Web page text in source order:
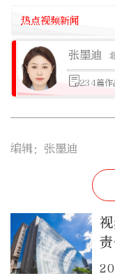
热点视频新闻
张墨迪
234篇作
编辑：张墨迪